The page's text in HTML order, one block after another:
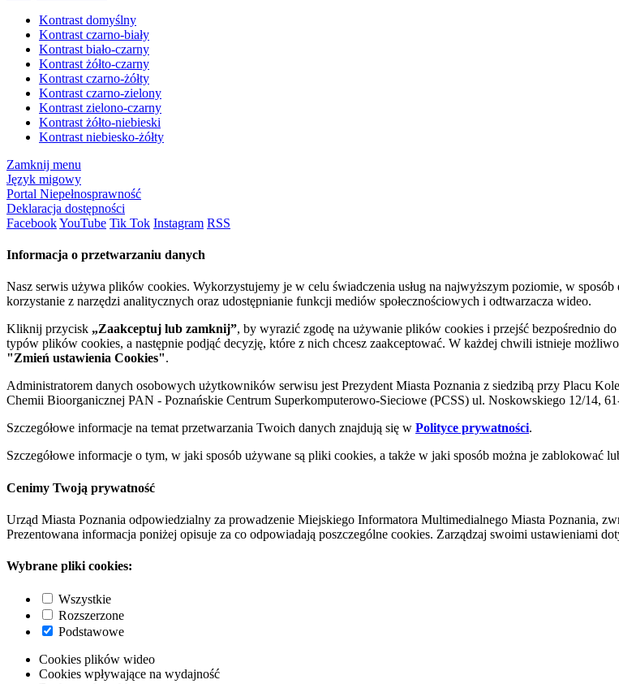
Kontrast domyślny
Kontrast czarno-biały
Kontrast biało-czarny
Kontrast żółto-czarny
Kontrast czarno-żółty
Kontrast czarno-zielony
Kontrast zielono-czarny
Kontrast żółto-niebieski
Kontrast niebiesko-żółty
Zamknij menu
Język migowy
Portal Niepełnosprawność
Deklaracja dostępności
FacebookYouTube Tik Tok Instagram RSS
Informacja o przetwarzaniu danych
Nasz serwis używa plików cookies. Wykorzystujemy je w celu świadczenia usług na najwyższym poziomie, w
korzystanie z narzędzi analitycznych oraz udostępnianie funkcji mediów społecznościowych i odtwarzacza wideo.
Kliknij przycisk „Zaakceptuj lub zamknij”, by wyrazić zgodę na używanie plików cookies i przejść bezpośrednio
typów plików cookies, a następnie podjąć decyzję, które z nich chcesz zaakceptować. W każdej chwili istnieje
"Zmień ustawienia Cookies".
Administratorem danych osobowych użytkowników serwisu jest Prezydent Miasta Poznania z siedzibą przy Placu
Chemii Bioorganicznej PAN - Poznańskie Centrum Superkomputerowo-Sieciowe (PCSS) ul. Noskowskiego 12/14,
Szczegółowe informacje na temat przetwarzania Twoich danych znajdują się w Polityce prywatności.
Szczegółowe informacje o tym, w jaki sposób używane są pliki cookies, a także w jaki sposób można je zablokować
Cenimy Twoją prywatność
Urząd Miasta Poznania odpowiedzialny za prowadzenie Miejskiego Informatora Multimedialnego Miasta Poznania,
Prezentowana informacja poniżej opisuje za co odpowiadają poszczególne cookies. Zarządzaj swoimi ustawieniami
Wybrane pliki cookies:
Wszystkie
Rozszerzone
Podstawowe
Cookies plików wideo
Cookies wpływające na wydajność